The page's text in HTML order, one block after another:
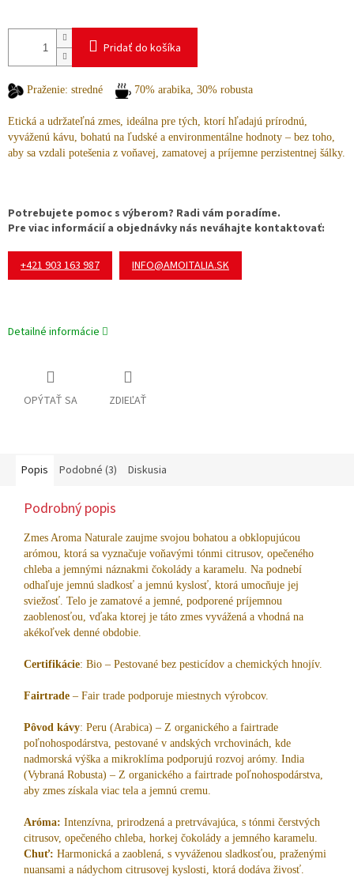
Pridať do košíka
Praženie: stredné 70% arabika, 30% robusta
Etická a udržateľná zmes, ideálna pre tých, ktorí hľadajú prírodnú,
vyváženú kávu, bohatú na ľudské a environmentálne hodnoty – bez toho,
aby sa vzdali potešenia z voňavej, zamatovej a príjemne perzistentnej šálky.
Potrebujete pomoc s výberom? Radi vám poradíme.
Pre viac informácií a objednávky nás neváhajte kontaktovať:
+421 903 163 987 INFO@AMOITALIA.SK
Detailné informácie
OPÝTAŤ SA ZDIEĽAŤ
Popis Podobné (3) Diskusia
Podrobný popis
Zmes Aroma Naturale zaujme svojou bohatou a obklopujúcou
arómou, ktorá sa vyznačuje voňavými tónmi citrusov, opečeného
chleba a jemnými náznakmi čokolády a karamelu. Na podnebí
odhaľuje jemnú sladkosť a jemnú kyslosť, ktorá umocňuje jej
sviežosť. Telo je zamatové a jemné, podporené príjemnou
zaoblenosťou, vďaka ktorej je táto zmes vyvážená a vhodná na
akékoľvek denné obdobie.
Certifikácie: Bio – Pestované bez pesticídov a chemických hnojív.
Fairtrade – Fair trade podporuje miestnych výrobcov.
Pôvod kávy: Peru (Arabica) – Z organického a fairtrade
poľnohospodárstva, pestované v andských vrchovinách, kde
nadmorská výška a mikroklíma podporujú rozvoj arómy. India
(Vybraná Robusta) – Z organického a fairtrade poľnohospodárstva,
aby zmes získala viac tela a jemnú cremu.
Aróma: Intenzívna, prirodzená a pretrvávajúca, s tónmi čerstvých
citrusov, opečeného chleba, horkej čokolády a jemného karamelu.
Chuť: Harmonická a zaoblená, s vyváženou sladkosťou, praženými
nuansami a nádychom citrusovej kyslosti, ktorá dodáva živosť.